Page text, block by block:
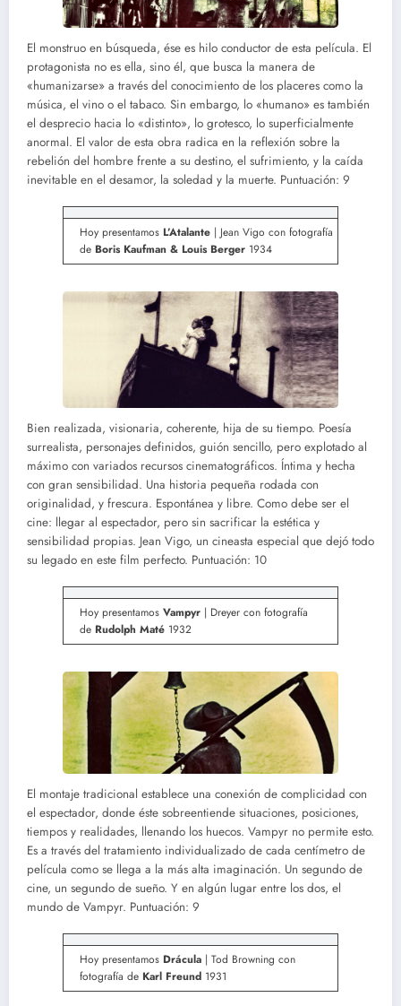
El monstruo en búsqueda, ése es hilo conductor de esta película. El
protagonista no es ella, sino él, que busca la manera de
«humanizarse» a través del conocimiento de los placeres como la
música, el vino o el tabaco. Sin embargo, lo «humano» es también
el desprecio hacia lo «distinto», lo grotesco, lo superficialmente
anormal. El valor de esta obra radica en la reflexión sobre la
rebelión del hombre frente a su destino, el sufrimiento, y la caída
inevitable en el desamor, la soledad y la muerte. Puntuación: 9
Hoy presentamos L’Atalante | Jean Vigo con fotografía
de Boris Kaufman & Louis Berger 1934
Bien realizada, visionaria, coherente, hija de su tiempo. Poesía
surrealista, personajes definidos, guión sencillo, pero explotado al
máximo con variados recursos cinematográficos. Íntima y hecha
con gran sensibilidad. Una historia pequeña rodada con
originalidad, y frescura. Espontánea y libre. Como debe ser el
cine: llegar al espectador, pero sin sacrificar la estética y
sensibilidad propias. Jean Vigo, un cineasta especial que dejó todo
su legado en este film perfecto. Puntuación: 10
Hoy presentamos Vampyr | Dreyer con fotografía
de Rudolph Maté 1932
El montaje tradicional establece una conexión de complicidad con
el espectador, donde éste sobreentiende situaciones, posiciones,
tiempos y realidades, llenando los huecos. Vampyr no permite esto.
Es a través del tratamiento individualizado de cada centímetro de
película como se llega a la más alta imaginación. Un segundo de
cine, un segundo de sueño. Y en algún lugar entre los dos, el
mundo de Vampyr. Puntuación: 9
Hoy presentamos Drácula | Tod Browning con
fotografía de Karl Freund 1931